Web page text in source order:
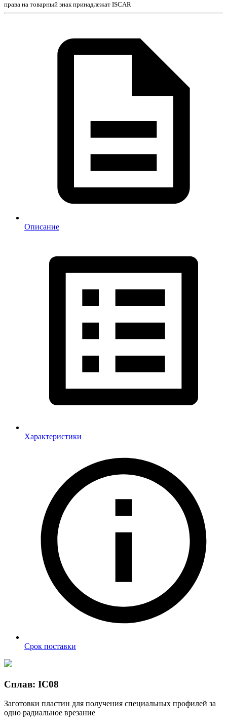
права на товарный знак принадлежат ISCAR
Описание
Характеристики
Срок поставки
Сплав: IC08
Заготовки пластин для получения специальных профилей за
одно радиальное врезание